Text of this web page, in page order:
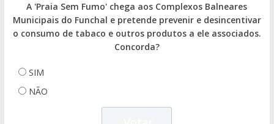
A 'Praia Sem Fumo' chega aos Complexos Balneares
Municipais do Funchal e pretende prevenir e desincentivar
o consumo de tabaco e outros produtos a ele associados.
Concorda?
SIM
NÃO